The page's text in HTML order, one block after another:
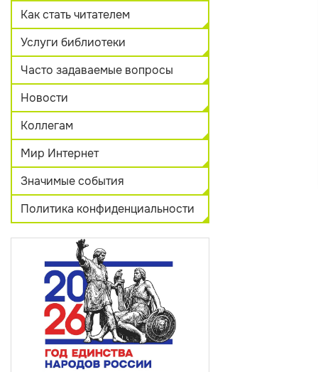
Как стать читателем
Услуги библиотеки
Часто задаваемые вопросы
Новости
Коллегам
Мир Интернет
Значимые события
Политика конфиденциальности